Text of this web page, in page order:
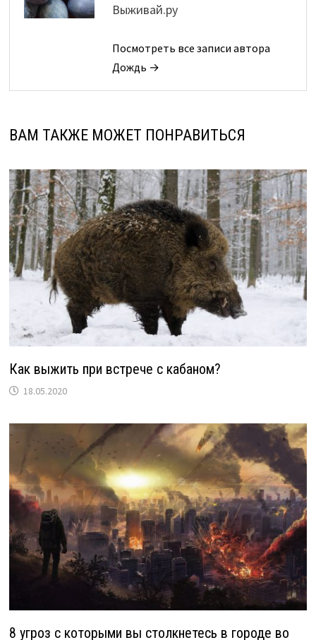
Выживай.ру
Посмотреть все записи автора
Дождь →
ВАМ ТАКЖЕ МОЖЕТ ПОНРАВИТЬСЯ
Как выжить при встрече с кабаном?
18.05.2020
8 угроз с которыми вы столкнетесь в городе во